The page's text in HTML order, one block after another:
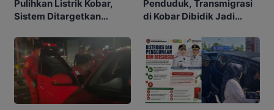
Pulihkan Listrik Kobar,
Sistem Ditargetkan
Penduduk, Transmigrasi
di Kobar Dibidik Jadi